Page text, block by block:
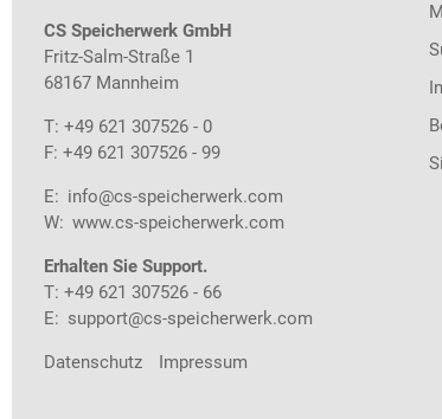
CS Speicherwerk GmbH
Fritz-Salm-Straße 1
68167 Mannheim
T: +49 621 307526 - 0
F: +49 621 307526 - 99
E: info@cs-speicherwerk.com
W: www.cs-speicherwerk.com
Erhalten Sie Support.
T: +49 621 307526 - 66
E: support@cs-speicherwerk.com
Datenschutz Impressum